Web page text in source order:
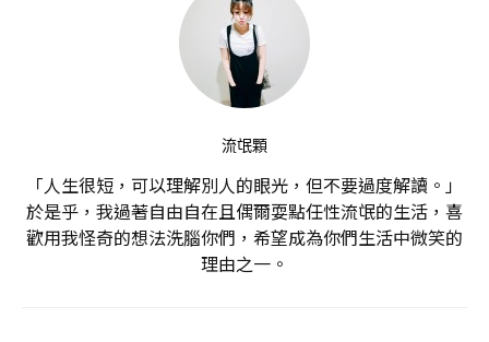
流氓顆
「人生很短，可以理解別人的眼光，但不要過度解讀。」
於是乎，我過著自由自在且偶爾耍點任性流氓的生活，喜
歡用我怪奇的想法洗腦你們，希望成為你們生活中微笑的
理由之一。